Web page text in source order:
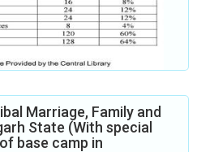
Marriage, Family and
State (With special
base camp in